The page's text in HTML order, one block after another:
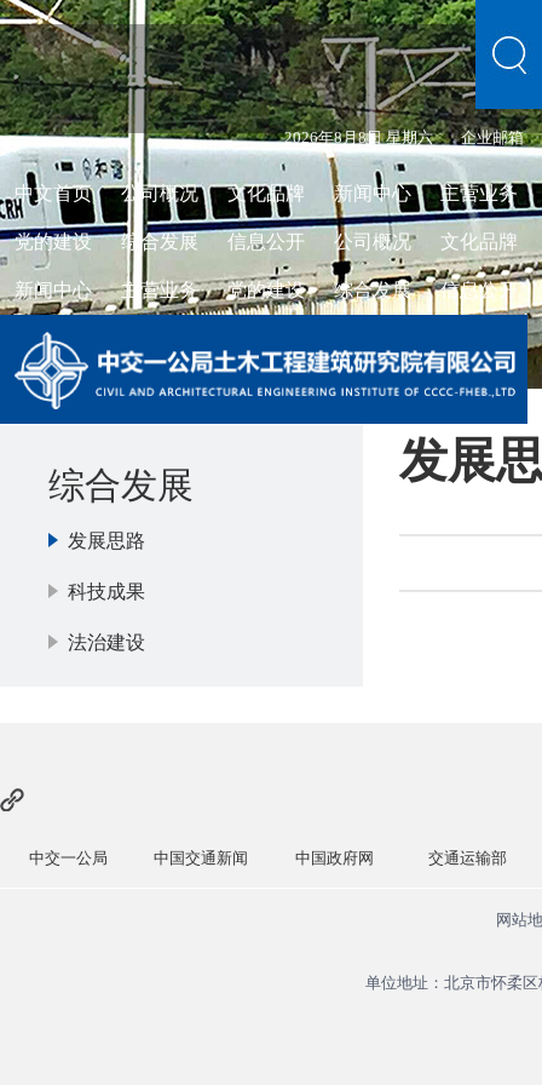
2026年8月8日 星期六 企业邮箱
中文首页 公司概况 文化品牌 新闻中心 主营业务
党的建设 综合发展 信息公开 公司概况 文化品牌
新闻中心 主营业务 党的建设 综合发展 信息公开
综合发展
发展思路
科技成果
法治建设
发展
中交一公局 中国交通新闻 中国政府网 交通运输部
网站
单位地址：北京市怀柔区